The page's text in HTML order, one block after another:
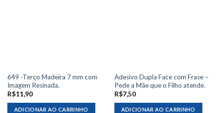
649 -Terço Madeira 7 mm com
Imagem Resinada.
R$11,90
ADICIONAR AO CARRINHO
Adesivo Dupla Face com Frase –
Pede a Mãe que o Filho atende.
R$7,50
ADICIONAR AO CARRINHO